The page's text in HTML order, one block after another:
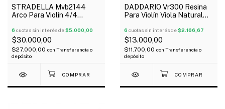
STRADELLA Mvb2144
Arco Para Violín 4/4
6 cuotas sin interés de$5.000,00
$30.000,00
$27.000,00 con Transferencia o
depósito
DADDARIO Vr300 Resina
Para Violín Viola Natural
6 cuotas sin interés de$2.166,67
$13.000,00
$11.700,00 con Transferencia o
depósito